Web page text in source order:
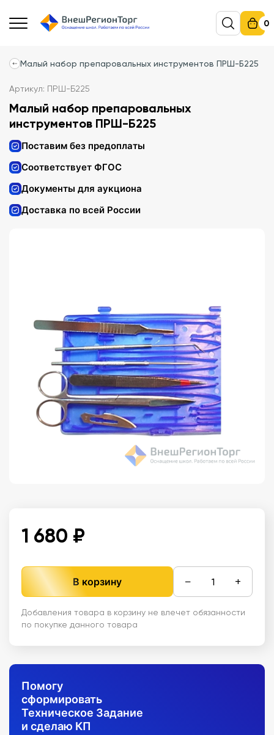
0
Малый набор препаровальных инструментов ПРШ-Б225
Артикул: ПРШ-Б225
Малый набор препаровальных
инструментов ПРШ-Б225
Поставим без предоплаты
Соответствует ФГОС
Документы для аукциона
Доставка по всей России
1 680 ₽
В корзину − +
Добавления товара в корзину не влечет обязанности
по покупке данного товара
Помогу
сформировать
Техническое Задание
и сделаю КП